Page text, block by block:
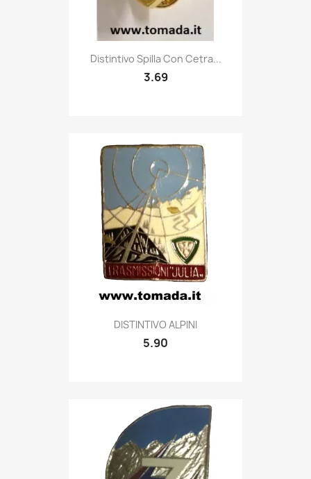
 Quick view
Distintivo Spilla Con Cetra...
3.69
Quick view
DISTINTIVO ALPINI
5.90